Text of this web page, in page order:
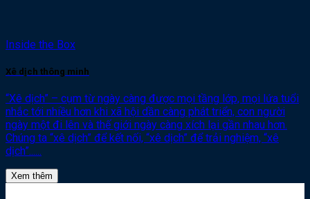
Inside the Box
Xê dịch thông minh
“Xê dịch” – cụm từ ngày càng được mọi tầng lớp, mọi lứa tuổi
nhắc tới nhiều hơn khi xã hội dần càng phát triển, con người
ngày một đi lên và thế giới ngày càng xích lại gần nhau hơn.
Chúng ta “xê dịch” để kết nối, “xê dịch” để trải nghiệm, “xê
dịch”......
Xem thêm